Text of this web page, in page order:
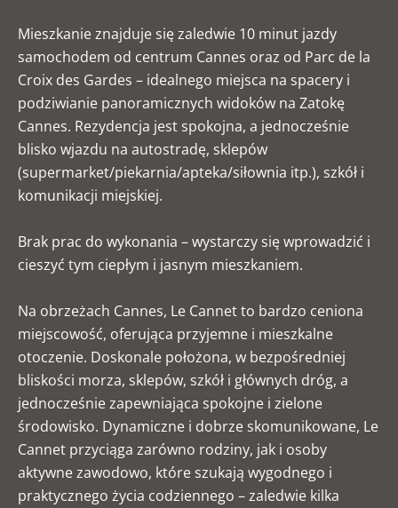
Mieszkanie znajduje się zaledwie 10 minut jazdy
samochodem od centrum Cannes oraz od Parc de la
Croix des Gardes – idealnego miejsca na spacery i
podziwianie panoramicznych widoków na Zatokę
Cannes. Rezydencja jest spokojna, a jednocześnie
blisko wjazdu na autostradę, sklepów
(supermarket/piekarnia/apteka/siłownia itp.), szkół i
komunikacji miejskiej.
Brak prac do wykonania – wystarczy się wprowadzić i
cieszyć tym ciepłym i jasnym mieszkaniem.
Na obrzeżach Cannes, Le Cannet to bardzo ceniona
miejscowość, oferująca przyjemne i mieszkalne
otoczenie. Doskonale położona, w bezpośredniej
bliskości morza, sklepów, szkół i głównych dróg, a
jednocześnie zapewniająca spokojne i zielone
środowisko. Dynamiczne i dobrze skomunikowane, Le
Cannet przyciąga zarówno rodziny, jak i osoby
aktywne zawodowo, które szukają wygodnego i
praktycznego życia codziennego – zaledwie kilka